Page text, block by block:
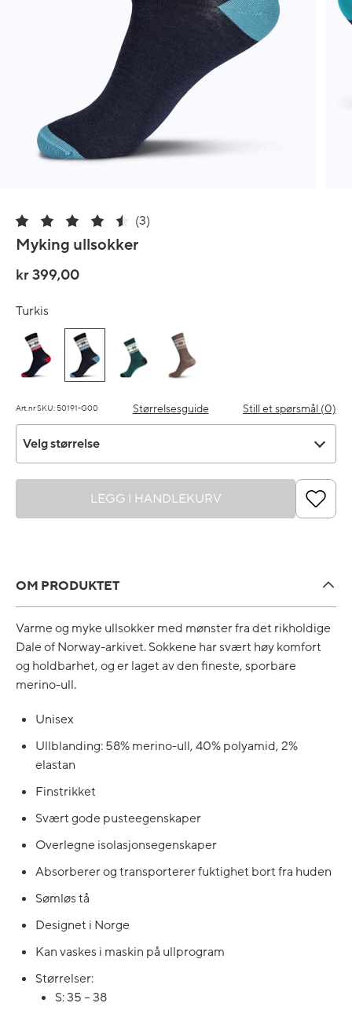
(3)
Myking ullsokker
kr 399,00
Turkis
Art.nr SKU: 50191-G00 Størrelsesguide Still et spørsmål (0)
Velg størrelse
LEGG I HANDLEKURV
OM PRODUKTET
Varme og myke ullsokker med mønster fra det rikholdige
Dale of Norway-arkivet. Sokkene har svært høy komfort
og holdbarhet, og er laget av den fineste, sporbare
merino-ull.
Unisex
Ullblanding: 58% merino-ull, 40% polyamid, 2%
elastan
Finstrikket
Svært gode pusteegenskaper
Overlegne isolasjonsegenskaper
Absorberer og transporterer fuktighet bort fra huden
Sømløs tå
Designet i Norge
Kan vaskes i maskin på ullprogram
Størrelser:
S: 35 – 38